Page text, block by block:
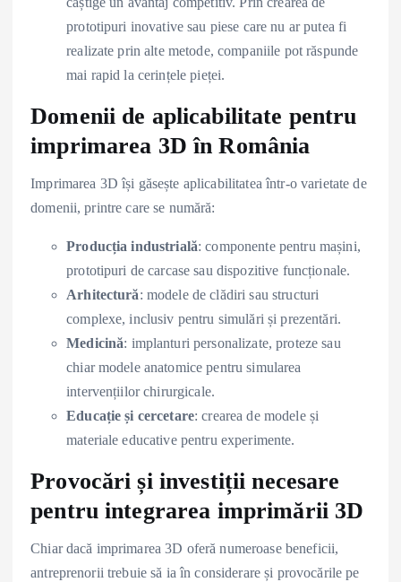
prototipuri inovative sau piese care nu ar putea fi
realizate prin alte metode, companiile pot răspunde
mai rapid la cerințele pieței.
Domenii de aplicabilitate pentru
imprimarea 3D în România
Imprimarea 3D își găsește aplicabilitatea într-o varietate de
domenii, printre care se numără:
Producția industrială: componente pentru mașini,
prototipuri de carcase sau dispozitive funcționale.
Arhitectură: modele de clădiri sau structuri
complexe, inclusiv pentru simulări și prezentări.
Medicină: implanturi personalizate, proteze sau
chiar modele anatomice pentru simularea
intervențiilor chirurgicale.
Educație și cercetare: crearea de modele și
materiale educative pentru experimente.
Provocări și investiții necesare
pentru integrarea imprimării 3D
Chiar dacă imprimarea 3D oferă numeroase beneficii,
antreprenorii trebuie să ia în considerare și provocările pe